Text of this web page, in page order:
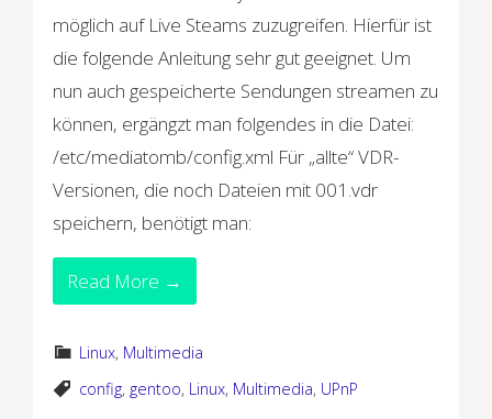
möglich auf Live Steams zuzugreifen. Hierfür ist
die folgende Anleitung sehr gut geeignet. Um
nun auch gespeicherte Sendungen streamen zu
können, ergängzt man folgendes in die Datei:
/etc/mediatomb/config.xml Für „allte“ VDR-
Versionen, die noch Dateien mit 001.vdr
speichern, benötigt man:
Read More →
Linux, Multimedia
config, gentoo, Linux, Multimedia, UPnP